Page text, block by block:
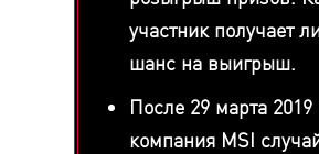
участник получает
шанс на выигрыш.
После 29 марта 2019
компания MSI